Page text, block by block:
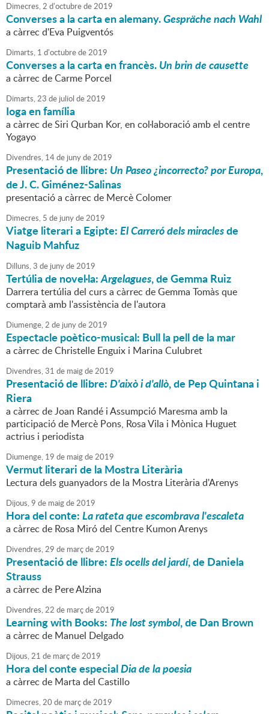
Dimecres,2 d'octubrede2019
Converses a la carta en alemany.Gespräche nach Wahl
a càrrec d'Eva Puigventós
Dimarts, 1 d'octubrede2019
Converses a la carta en francès.Un brin de causette
a càrrec de Carme Porcel
Dimarts,23 de juliol de2019
Ioga en família
a càrrec de Siri Qurban Kor, en col·laboració amb el centre
Yogayo
Divendres, 14de junyde2019
Presentació de llibre: Un Paseo ¿incorrecto? por Europa,
de J. C. Giménez-Salinas
presentació a càrrec de Mercè Colomer
Dimecres, 5 de junyde2019
Viatge literari a Egipte:El Carreró dels miraclesde
Naguib Mahfuz
Dilluns,3 de junyde2019
Tertúlia de novel·la:Argelagues, de Gemma Ruiz
Darrera tertúlia del curs a càrrec de Gemma Tomàs que
comptarà amb l'assistència de l'autora
Diumenge,2 de junyde2019
Espectacle poètico-musical: Bull la pell de la mar
a càrrec de Christelle Enguix i Marina Culubret
Divendres,31 de maigde2019
Presentació de llibre:D'això i d'allò, de Pep Quintana i
Riera
a càrrec de Joan Randé i Assumpció Maresma amb la
participació de Mercè Pons, Rosa Vila i Mònica Huguet
actrius i periodista
Diumenge, 19 de maigde2019
Vermut literari de la Mostra Literària
Lectura dels guanyadors de la Mostra Literària d'Arenys
Dijous,9 de maigde2019
Hora del conte:La rateta que escombrava l'escaleta
a càrrec de Rosa Miró del Centre Kumon Arenys
Divendres,29 de marçde2019
Presentació de llibre:Els ocells del jardí, de Daniela
Strauss
a càrrec de Pere Alzina
Divendres,22 de marçde2019
Learning with Books: The lost symbol, de Dan Brown
a càrrec de Manuel Delgado
Dijous,21 de marçde2019
Hora del conte especialDia de la poesia
a càrrec de Marta del Castillo
Dimecres,20 de marçde2019